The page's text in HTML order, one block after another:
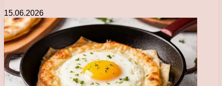
15.06.2026